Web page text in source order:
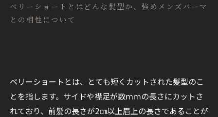
ベリーショートとはどんな髪型か、強めメンズパーマ
との相性について
ベリーショートとは、とても短くカットされた髪型のこ
とを指します。サイドや襟足が数ｍｍの長さにカットさ
れており、前髪の長さが2㎝以上眉上の長さであることが